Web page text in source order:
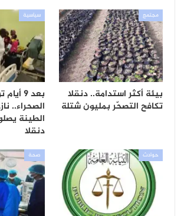
مجتمع
بيئة أكثر استدامة.. دنقلا
تكافح التصحّر بمليون شتلة
سياسية
بعد 9
الصحراء..
الطينة
دنقلا
حوادث صحة